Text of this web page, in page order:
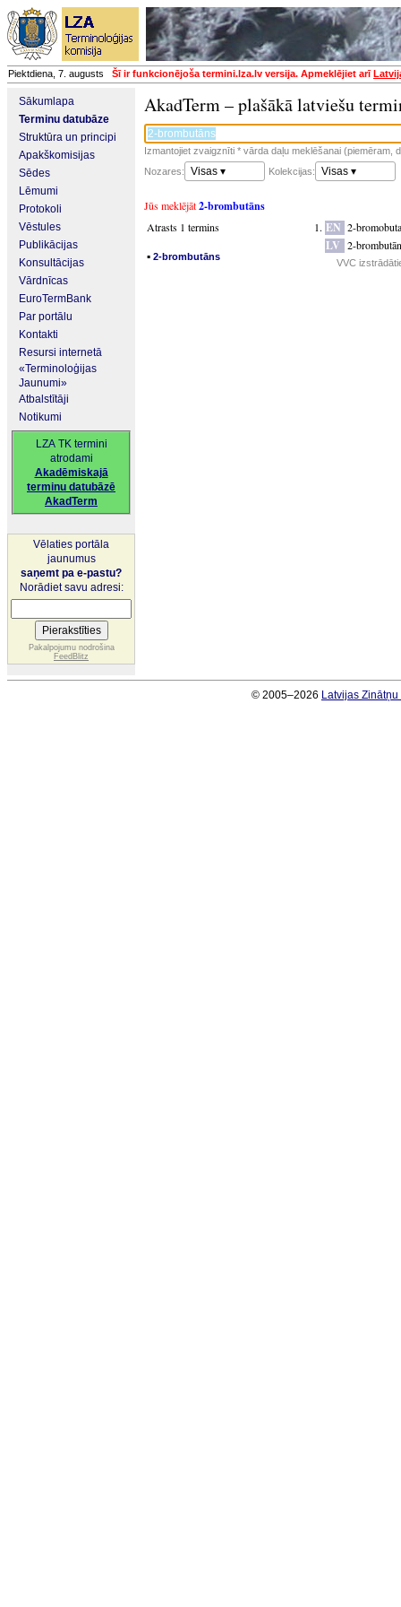
Piektdiena, 7. augusts Šī ir funkcionējoša termini.lza.lv versija. Apmeklējiet arī
Sākumlapa
Terminu datubāze
Struktūra un principi
Apakškomisijas
Sēdes
Lēmumi
Protokoli
Vēstules
Publikācijas
Konsultācijas
Vārdnīcas
EuroTermBank
Par portālu
Kontakti
Resursi internetā
«Terminoloģijas
Jaunumi»
Atbalstītāji
Notikumi
LZA TK termini
atrodami
Akadēmiskajā
terminu datubāzē
AkadTerm
Vēlaties portāla
jaunumus
saņemt pa e-pastu?
Norādiet savu adresi:
Pakalpojumu nodrošina
FeedBlitz
AkadTerm – plašākā latviešu
Izmantojiet zvaigznīti * vārda daļu meklēšanai (piemēram,
Nozares:
Visas ▾ Kolekcijas: Visas ▾
Jūs meklējāt2-brombutāns
Atrasts 1 termins
▪ 2-brombutāns
EN 2-
LV 2-
VVC
© 2005–2026 Latvijas